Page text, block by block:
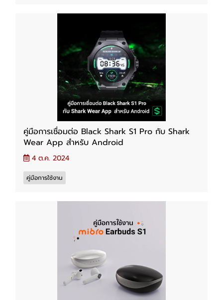
คู่มือการเชื่อมต่อ Black Shark S1 Pro กับ Shark
Wear App สำหรับ Android
4 ต.ค. 2024
คู่มือการใช้งาน